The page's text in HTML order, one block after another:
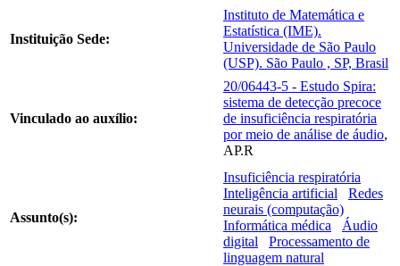
Instituição Sede:
Instituto de Matemática e
Estatística (IME).
Universidade de São Paulo
(USP). São Paulo , SP, Brasil
Vinculado ao auxílio:
20/06443-5 - Estudo Spira:
sistema de detecção precoce
de insuficiência respiratória
por meio de análise de áudio,
AP.R
Assunto(s):
Insuficiência respiratória
Inteligência artificial
Redes
neurais (computação)
Informática médica
Áudio
digital
Processamento de
linguagem natural